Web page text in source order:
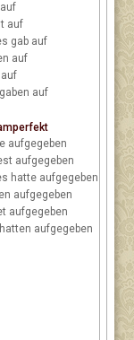
auf
gab auf
auf
gaben auf
aufgegeben
aufgegeben
hatte aufgegeben
aufgegeben
aufgegeben
hatten aufgegeben